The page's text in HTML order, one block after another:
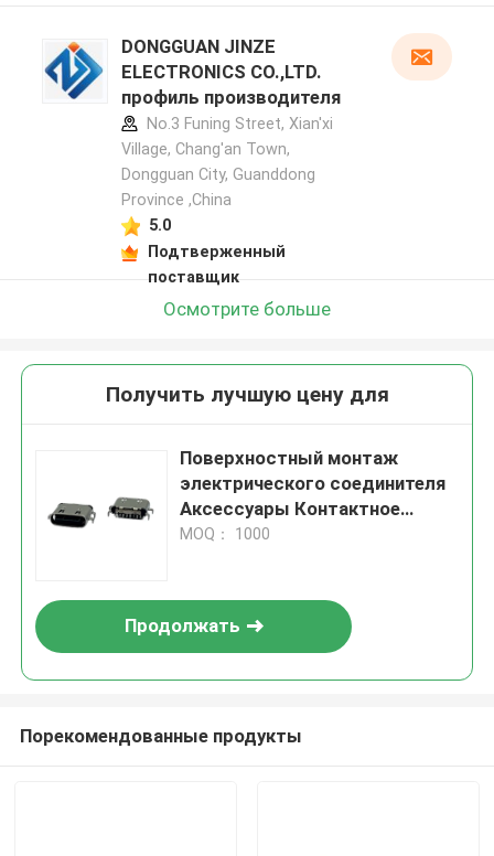
DONGGUAN JINZE
ELECTRONICS CO.,LTD.
профиль производителя
No.3 Funing Street, Xian'xi
Village, Chang'an Town,
Dongguan City, Guanddong
Province ,China
5.0
Подтверженный
поставщик
Осмотрите больше
Получить лучшую цену для
Поверхностный монтаж
электрического соединителя
Аксессуары Контактное
сопротивление 20mΩ Макс
MOQ： 1000
Продолжать
Порекомендованные продукты